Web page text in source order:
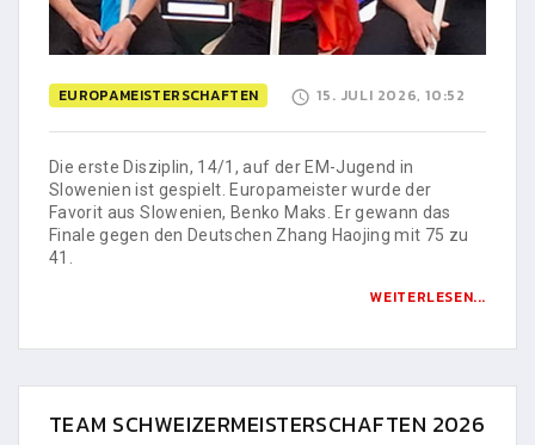
EUROPAMEISTERSCHAFTEN 15. JULI 2026, 10:52
Die erste Disziplin, 14/1, auf der EM-Jugend in
Slowenien ist gespielt. Europameister wurde der
Favorit aus Slowenien, Benko Maks. Er gewann das
Finale gegen den Deutschen Zhang Haojing mit 75 zu
41.
WEITERLESEN...
TEAM SCHWEIZERMEISTERSCHAFTEN 2026